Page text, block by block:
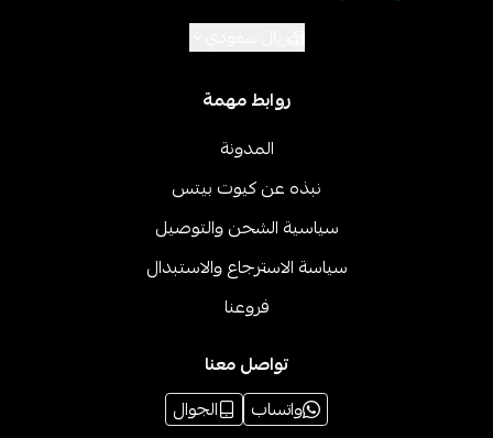
روابط مهمة
المدونة
نبذه عن كيوت بيتس
سياسية الشحن والتوصيل
سياسة الاسترجاع والاستبدال
فروعنا
تواصل معنا
واتساب
الجوال